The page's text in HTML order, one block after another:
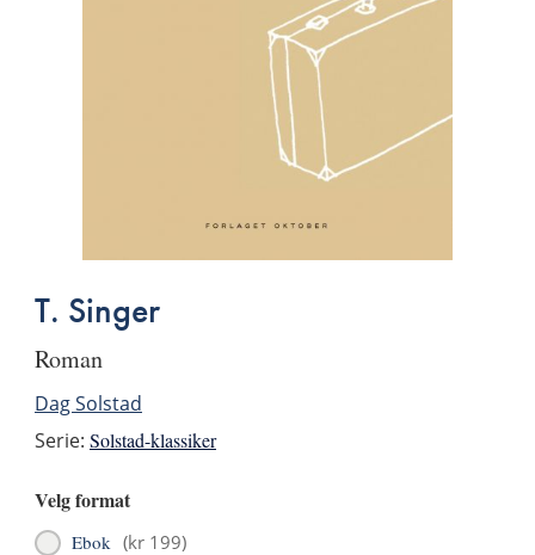
T. Singer
roman
Dag Solstad
Serie: Solstad-klassiker
Velg format
Ebok (kr 199)